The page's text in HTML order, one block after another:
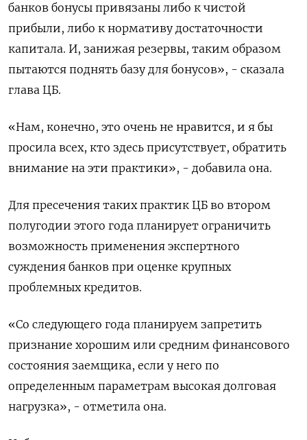
банков бонусы привязаны либо к чистой
прибыли, либо к нормативу достаточности
капитала. И, занижая резервы, таким образом
пытаются поднять базу для бонусов», - сказала
глава ЦБ.
«Нам, конечно, это очень не нравится, и я бы
просила всех, кто здесь присутствует, обратить
внимание на эти практики», - добавила она.
Для пресечения таких практик ЦБ во втором
полугодии этого года планирует ограничить
возможность ​применения экспертного
суждения банков при ⁠оценке крупных
проблемных кредитов.
«Со следующего года планируем запретить
признание хорошим или средним финансового
состояния заемщика, если у него по
определенным ‌параметрам высокая долговая
нагрузка», - отметила она.